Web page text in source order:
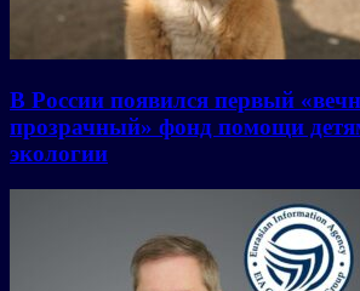
В России появился первый
прозрачный» фонд помощи
экологии